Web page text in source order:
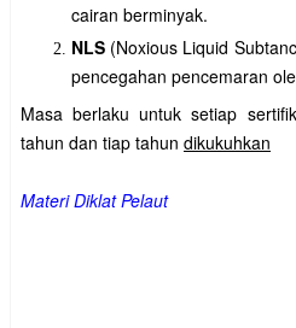
cairan berminyak.
NLS (Noxious Liquid
pencegahan pencemaran
Masa berlaku untuk setiap
tahun dan tiap tahun dikukuhkan
Materi Diklat Pelaut